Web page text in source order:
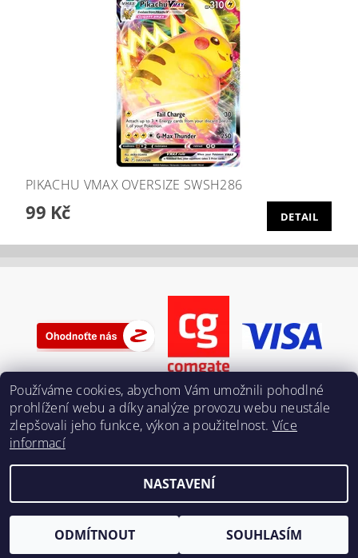
PIKACHU VMAX OVERSIZE SWSH286
99 Kč DETAIL
2026 ©Pokeriders.cz, všechna práva vyhrazenaUpravit nastavení cookies
Používáme cookies, abychom Vám umožnili pohodlné
prohlížení webu a díky analýze provozu webu neustále
zlepšovali jeho funkce, výkon a použitelnost. Více
informací
NASTAVENÍ
ODMÍTNOUT SOUHLASÍM